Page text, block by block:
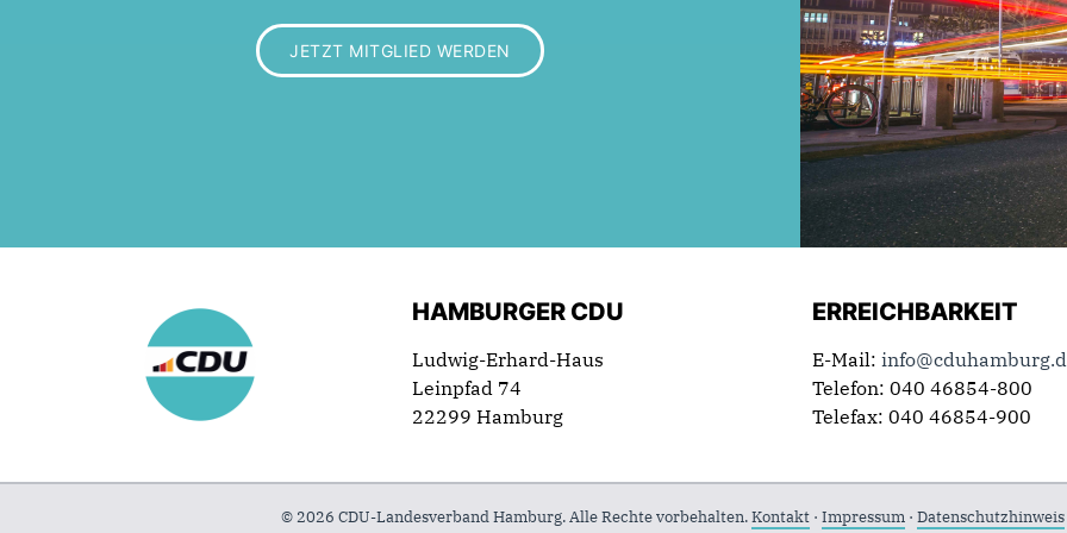
JETZT MITGLIED WERDEN
HAMBURGER CDU
Ludwig-Erhard-Haus
Leinpfad 74
22299 Hamburg
ERREICHBARKEIT
E-Mail:
Telefon: 040 46854-800
Telefax: 040 46854-900
© 2026 CDU-Landesverband Hamburg. Alle Rechte vorbehalten.Kontakt · Impressum · Datenschutzhinweis